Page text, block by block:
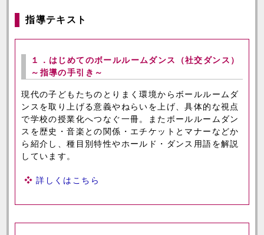
指導テキスト
１．はじめてのボールルームダンス（社交ダンス）
～指導の手引き～
現代の子どもたちのとりまく環境からボールルームダ
ンスを取り上げる意義やねらいを上げ、具体的な視点
で学校の授業化へつなぐ一冊。またボールルームダン
スを歴史・音楽との関係・エチケットとマナーなどか
ら紹介し、種目別特性やホールド・ダンス用語を解説
しています。
詳しくはこちら